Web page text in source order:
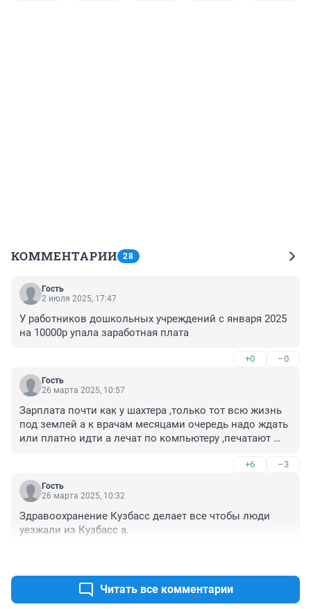
КОММЕНТАРИИ 28
Гость
2 июля 2025, 17:47
У работников дошкольных учреждений с января 2025
на 10000р упала заработная плата
+0 –0
Гость
26 марта 2025, 10:57
Зарплата почти как у шахтера ,только тот всю жизнь
под землей а к врачам месяцами очередь надо ждать
или платно идти а лечат по компьютеру ,печатают
,которое можно заменить своим отечественным
,поликлиники пустые ,больных нет и талонов тоже
,так по работе и зарплата.
+6 –3
Гость
26 марта 2025, 10:32
Здравоохранение Кузбасс делает все чтобы люди
уезжали из Кузбасс а.
Читать все комментарии